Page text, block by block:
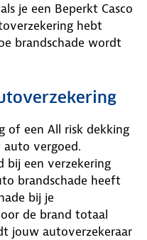
je een Beperkt Casco
hebt
brandschade wordt
of een All risk dekking
vergoed.
bij een verzekering
brandschade heeft
bij je
de brand totaal
jouw autoverzekeraar